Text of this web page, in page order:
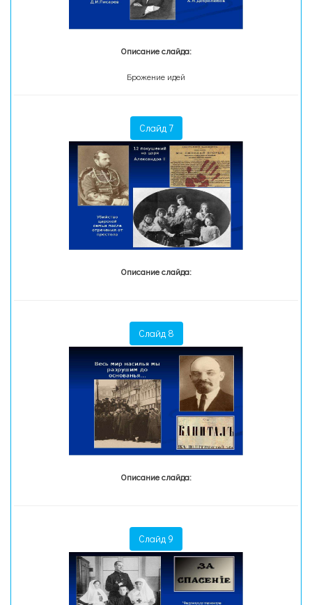
Описание слайда:
Брожение идей
Слайд 7
Описание слайда:
Слайд 8
Описание слайда:
Слайд 9